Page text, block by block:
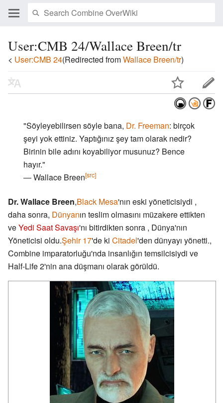
User:CMB 24/Wallace Breen/tr
< User:CMB 24(Redirected fromWallace Breen/tr)
"Söyleyebilirsen söyle bana, Dr. Freeman: birçok
şeyi yok ettiniz. Yaptığınız şey tam olarak nedir?
Birinin bile adını koyabiliyor musunuz? Bence
hayır."
― Wallace Breen[src]
Dr. Wallace Breen,Black Mesa'nın eski yöneticisiydi ,
daha sonra, Dünyanın teslim olmasını müzakere ettikten
veYedi Saat Savaşı'nı bitirdikten sonra , Dünya'nın
Yöneticisi oldu.Şehir 17'de ki Citadel'den dünyayı yönetti.,
Combine imparatorluğu'nda insanlığın temsilcisiydi ve
Half-Life 2'nin ana düşmanı olarak görüldü.